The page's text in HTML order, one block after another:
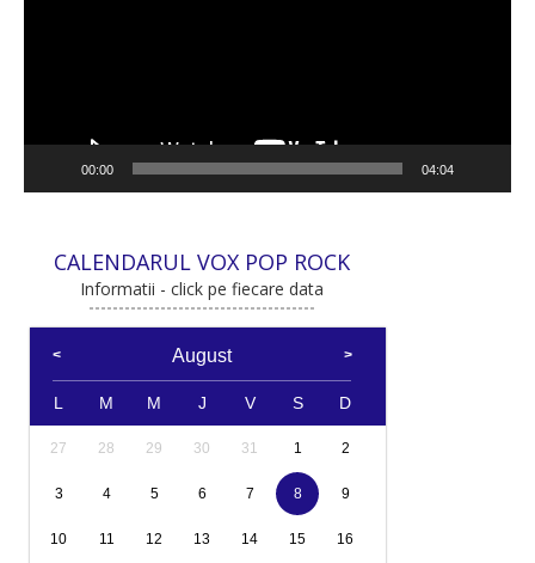
00:00 04:04
CALENDARUL VOX POP ROCK
Informatii - click pe fiecare data
August
L M M J V S D
27 28 29 30 31 1 2
3 4 5 6 7 8 9
10 11 12 13 14 15 16